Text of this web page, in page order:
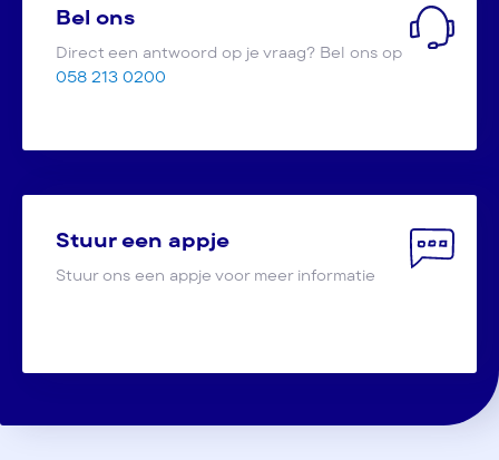
Bel ons
Direct een antwoord op je vraag? Bel ons op
058 213 0200
Stuur een appje
Stuur ons een appje voor meer informatie